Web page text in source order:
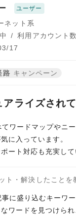
ユーザー
ネット系
/ 利用アカウント
17
路 キャンペーン
ライズされ
ワードマップやニ
に入っています。
ート対応も充実して
ト・解決したことを
に盛り込むキーワ
ワードを見つけら